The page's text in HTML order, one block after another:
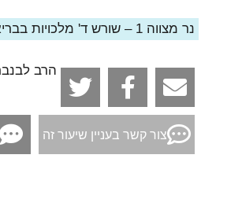
נר מצווה 1 – שורש ד' מלכויות בבריאת העולם
הרב
צור קשר בעניין שיעור זה